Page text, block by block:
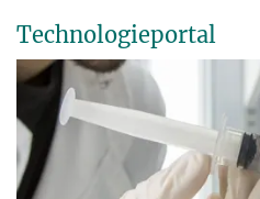
Technologieportal